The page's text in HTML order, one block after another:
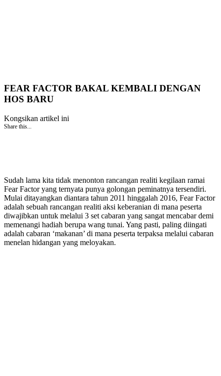
FEAR FACTOR BAKAL KEMBALI DENGAN
HOS BARU
Kongsikan artikel ini
Share this...
Sudah lama kita tidak menonton rancangan realiti kegilaan ramai
Fear Factor yang ternyata punya golongan peminatnya tersendiri.
Mulai ditayangkan diantara tahun 2011 hinggalah 2016, Fear Factor
adalah sebuah rancangan realiti aksi keberanian di mana peserta
diwajibkan untuk melalui 3 set cabaran yang sangat mencabar demi
memenangi hadiah berupa wang tunai. Yang pasti, paling diingati
adalah cabaran ‘makanan’ di mana peserta terpaksa melalui cabaran
menelan hidangan yang meloyakan.